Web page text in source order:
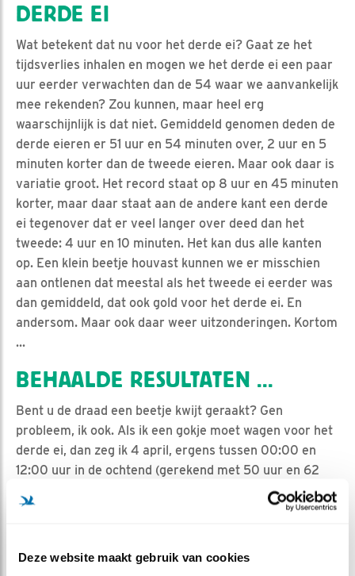
Deze website maakt gebruik van cookies
DERDE EI
Wat betekent dat nu voor het derde ei? Gaat ze het
tijdsverlies inhalen en mogen we het derde ei een paar
uur eerder verwachten dan de 54 waar we aanvankelijk
mee rekenden? Zou kunnen, maar heel erg
waarschijnlijk is dat niet. Gemiddeld genomen deden de
derde eieren er 51 uur en 54 minuten over, 2 uur en 5
minuten korter dan de tweede eieren. Maar ook daar is
variatie groot. Het record staat op 8 uur en 45 minuten
korter, maar daar staat aan de andere kant een derde
ei tegenover dat er veel langer over deed dan het
tweede: 4 uur en 10 minuten. Het kan dus alle kanten
op. Een klein beetje houvast kunnen we er misschien
aan ontlenen dat meestal als het tweede ei eerder was
dan gemiddeld, dat ook gold voor het derde ei. En
andersom. Maar ook daar weer uitzonderingen. Kortom
...
BEHAALDE RESULTATEN ...
Bent u de draad een beetje kwijt geraakt? Gen
probleem, ik ook. Als ik een gokje moet wagen voor het
derde ei, dan zeg ik 4 april, ergens tussen 00:00 en
12:00 uur in de ochtend (gerekend met 50 uur en 62
uur na het tweede). Het zou me echter niet verbazen
als het weer heel anders gaat!